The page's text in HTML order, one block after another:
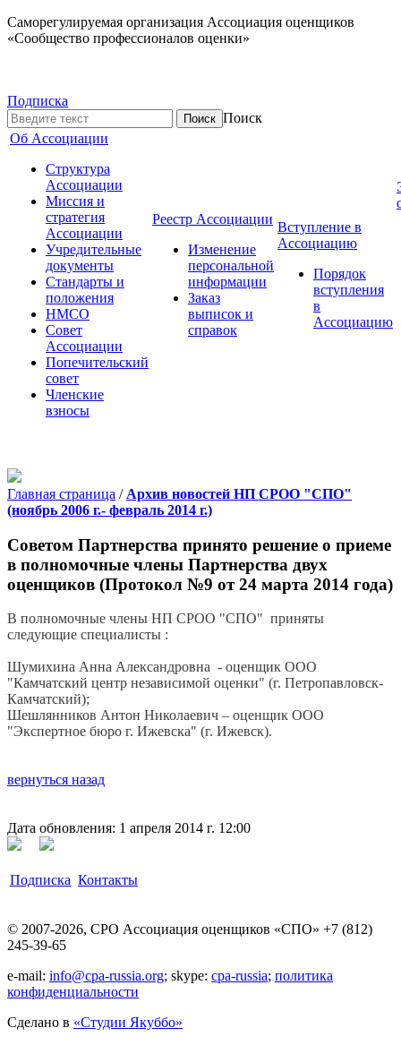
Саморегулируемая организация Ассоциация оценщиков
«Сообщество профессионалов оценки»
Подписка
Поиск
Об Ассоциации
Структура
Ассоциации
Миссия и
стратегия
Ассоциации
Учредительные
документы
Стандарты и
положения
НМСО
Совет
Ассоциации
Попечительский
совет
Членские
взносы
Реестр Ассоциации
Изменение
персональной
информации
Заказ
выписок и
справок
Вступление в
Ассоциацию
Порядок
вступления
в
Ассоциацию
Главная страница / Архив новостей НП СРОО "СПО"
(ноябрь 2006 г.- февраль 2014 г.)
Советом Партнерства принято решение о приеме
в полномочные члены Партнерства двух
оценщиков (Протокол №9 от 24 марта 2014 года)
В полномочные члены НП СРОО "СПО" приняты
следующие специалисты :
Шумихина Анна Александровна - оценщик ООО
"Камчатский центр независимой оценки" (г. Петропавловск-
Камчатский);
Шешлянников Антон Николаевич – оценщик ООО
"Экспертное бюро г. Ижевска" (г. Ижевск).
вернуться назад
Дата обновления: 1 апреля 2014 г. 12:00
Подписка Контакты
© 2007-2026, СРО Ассоциация оценщиков «СПО» +7 (812)
245-39-65
e-mail: info@cpa-russia.org; skype: cpa-russia; политика
конфиденциальности
Сделано в «Cтудии Якуббо»